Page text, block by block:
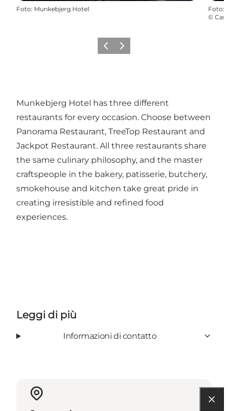
Foto: Munkebjerg Hotel Foto:
©
Precedente
Avanti
Munkebjerg Hotel has three different
restaurants for every occasion. Choose between
Panorama Restaurant, TreeTop Restaurant and
Jackpot Restaurant. All three restaurants share
the same culinary philosophy, and the master
craftspeople in the bakery, patisserie, butchery,
smokehouse and kitchen take great pride in
creating irresistible and refined food
experiences.
Leggi di più
Informazioni di contatto